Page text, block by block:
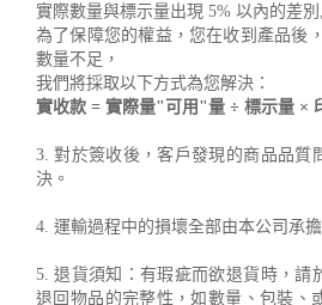
實際數量與標示量出現 5% 以內的差
為了保障您的權益，您在收到產品後
數量不足，
我們將採取以下方式為您解決：
實收款 = 實際量"可用"量 ÷ 標示量 ×
3. 對於簽收後，客戶發現的商品品質
決。
4. 運輸過程中的損壞全部由本公司承擔
5. 退貨須知：有瑕疵而欲退貨時，請
退回物品的完整性，如數量、包裝、